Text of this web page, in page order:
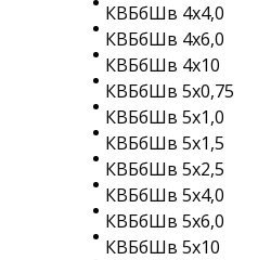
КВБбШв 4х4,0
КВБбШв 4х6,0
КВБбШв 4х10
КВБбШв 5х0,75
КВБбШв 5х1,0
КВБбШв 5х1,5
КВБбШв 5х2,5
КВБбШв 5х4,0
КВБбШв 5х6,0
КВБбШв 5х10